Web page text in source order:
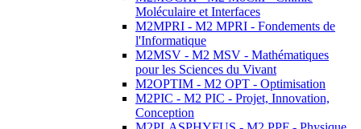
Moléculaire et Interfaces
M2MPRI - M2 MPRI - Fondements de
l'Informatique
M2MSV - M2 MSV - Mathématiques
pour les Sciences du Vivant
M2OPTIM - M2 OPT - Optimisation
M2PIC - M2 PIC - Projet, Innovation,
Conception